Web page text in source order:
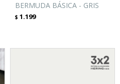
BERMUDA BÁSICA - GRIS
$ 1.199